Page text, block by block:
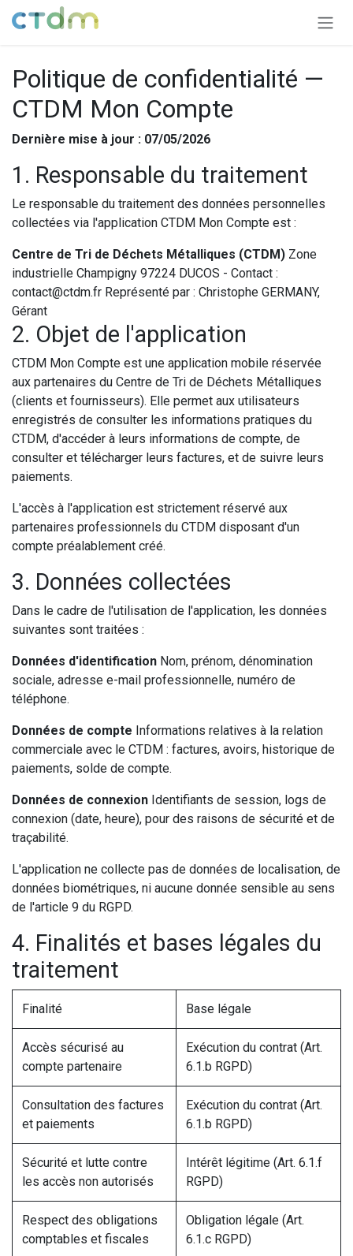
Se rendre au contenu
Politique de confidentialité —
CTDM Mon Compte
Dernière mise à jour : 07/05/2026
1. Responsable du traitement
Le responsable du traitement des données personnelles
collectées via l'application CTDM Mon Compte est :
Centre de Tri de Déchets Métalliques (CTDM) Zone
industrielle Champigny 97224 DUCOS - Contact :
contact@ctdm.fr Représenté par : Christophe GERMANY,
Gérant
2. Objet de l'application
CTDM Mon Compte est une application mobile réservée
aux partenaires du Centre de Tri de Déchets Métalliques
(clients et fournisseurs). Elle permet aux utilisateurs
enregistrés de consulter les informations pratiques du
CTDM, d'accéder à leurs informations de compte, de
consulter et télécharger leurs factures, et de suivre leurs
paiements.
L'accès à l'application est strictement réservé aux
partenaires professionnels du CTDM disposant d'un
compte préalablement créé.
3. Données collectées
Dans le cadre de l'utilisation de l'application, les données
suivantes sont traitées :
Données d'identification Nom, prénom, dénomination
sociale, adresse e-mail professionnelle, numéro de
téléphone.
Données de compte Informations relatives à la relation
commerciale avec le CTDM : factures, avoirs, historique de
paiements, solde de compte.
Données de connexion Identifiants de session, logs de
connexion (date, heure), pour des raisons de sécurité et de
traçabilité.
L'application ne collecte pas de données de localisation, de
données biométriques, ni aucune donnée sensible au sens
de l'article 9 du RGPD.
4. Finalités et bases légales du
traitement
Finalité Base légale
Accès sécurisé au
compte partenaire
Exécution du contrat (Art.
6.1.b RGPD)
Consultation des factures
et paiements
Exécution du contrat (Art.
6.1.b RGPD)
Sécurité et lutte contre
les accès non autorisés
Intérêt légitime (Art. 6.1.f
RGPD)
Respect des obligations
comptables et fiscales
Obligation légale (Art.
6.1.c RGPD)